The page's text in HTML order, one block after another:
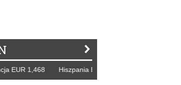
1,468 Hiszpania EUR 1,229 WB GBP